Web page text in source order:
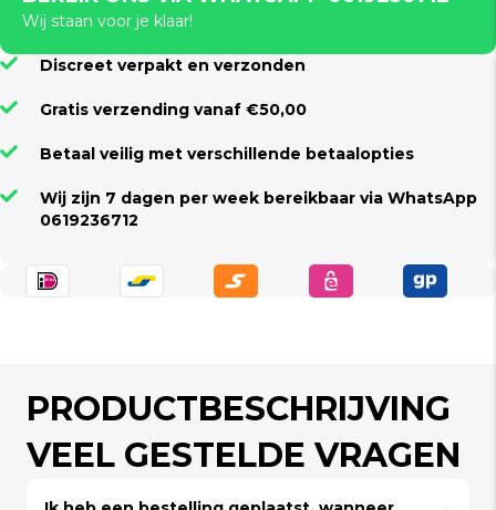
Wij staan voor je klaar!
Discreet verpakt en verzonden
Gratis verzending vanaf €50,00
Betaal veilig met verschillende betaalopties
Wij zijn 7 dagen per week bereikbaar via WhatsApp
0619236712
PRODUCTBESCHRIJVING
VEEL GESTELDE VRAGEN